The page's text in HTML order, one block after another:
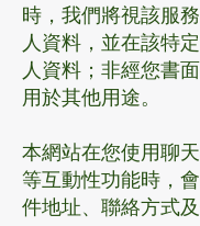
時，我們將視該服
人資料，並在該特
人資料；非經您書
用於其他用途。
本網站在您使用聊
等互動性功能時，
件地址、聯絡方式及